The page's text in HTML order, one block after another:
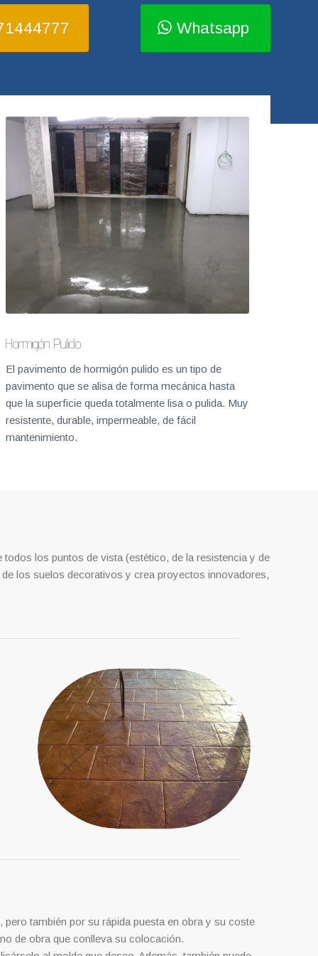
Whatsapp
Hormigón Pulido
El pavimento de hormigón pulido es un tipo de
pavimento que se alisa de forma mecánica hasta
que la superficie queda totalmente lisa o pulida. Muy
resistente, durable, impermeable, de fácil
mantenimiento.
los puntos de vista (estético, de la resistencia y de
los suelos decorativos y crea proyectos innovadores,
también por su rápida puesta en obra y su coste
de obra que conlleva su colocación.